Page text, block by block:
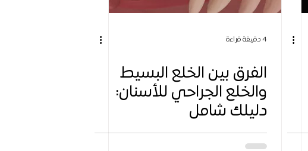
4 دقيقة قراءة
الفرق بين الخلع البسيط
والخلع الجراحي للأسنان:
دليلك شامل